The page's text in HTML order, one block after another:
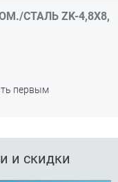
СТАЛЬ ZK-4,8Х8,
первым
и скидки